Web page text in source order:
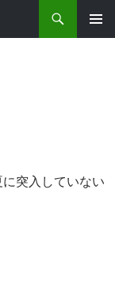
突入していない